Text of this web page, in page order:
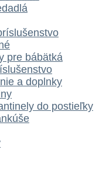
pre bábätká
a doplnky
do postieľky